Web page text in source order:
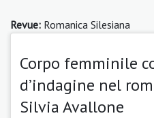
Revue: Romanica Silesiana
Corpo femminile
d’indagine nel
Silvia Avallone